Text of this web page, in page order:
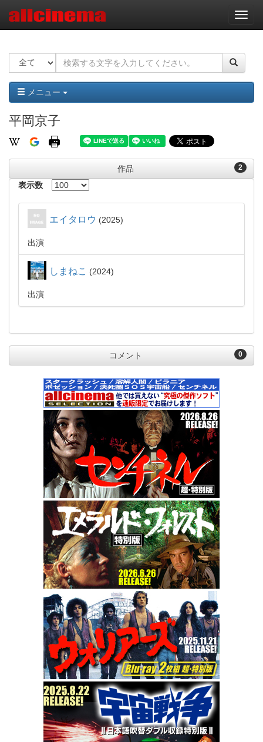
ナ
ビ
ー
ョ
ン
メニュー
平岡京子
2
作品
表示数
エイタロウ 2025
出演
しまねこ 2024
出演
0
コメント